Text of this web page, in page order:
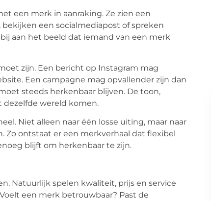
een merk in aanraking. Ze zien een
bekijken een socialmediapost of spreken
aan het beeld dat iemand van een merk
zijn. Een bericht op Instagram mag
Een campagne mag opvallender zijn dan
steeds herkenbaar blijven. De toon,
dezelfde wereld komen.
Niet alleen naar één losse uiting, maar naar
Zo ontstaat er een merkverhaal dat flexibel
blijft om herkenbaar te zijn.
Natuurlijk spelen kwaliteit, prijs en service
een merk betrouwbaar? Past de